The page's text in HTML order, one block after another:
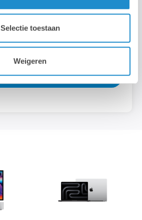
Selectie toestaan
Weigeren
S'inscrire >